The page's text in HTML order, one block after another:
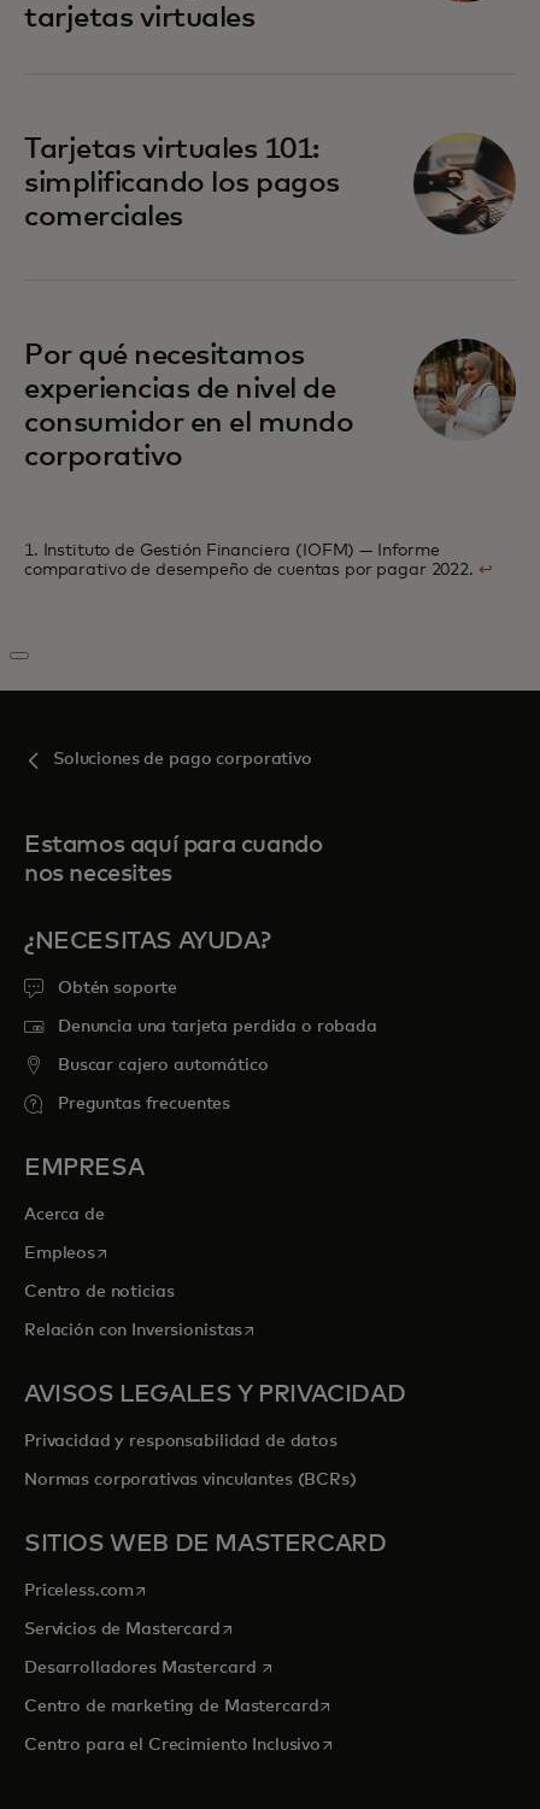
tarjetas virtuales
Tarjetas virtuales 101:
simplificando los pagos
comerciales
Por qué necesitamos
experiencias de nivel de
consumidor en el mundo
corporativo
1. Instituto de Gestión Financiera (IOFM) — Informe
comparativo de desempeño de cuentas por pagar 2022. ↩
Soluciones de pago corporativo
Estamos aquí para cuando
nos necesites
¿NECESITAS AYUDA?
Obtén soporte
Denuncia una tarjeta perdida o robada
Buscar cajero automático
Preguntas frecuentes
EMPRESA
Acerca de
Empleosse abre en una pestaña nueva
Centro de noticias
Relación con Inversionistasse abre en una pestaña nueva
AVISOS LEGALES Y PRIVACIDAD
Privacidad y responsabilidad de datos
Normas corporativas vinculantes (BCRs)
SITIOS WEB DE MASTERCARD
Priceless.com se abre en una pestaña nueva
Servicios de Mastercardse abre en una pestaña nueva
Desarrolladores Mastercard se abre en una pestaña nueva
Centro de marketing de Mastercardse abre en una pestaña
Centro para el Crecimiento Inclusivose abre en una pestaña